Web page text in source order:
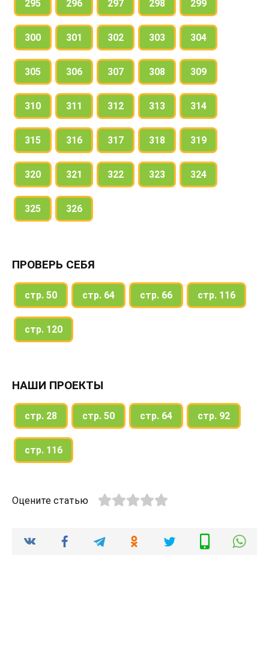
295 296 297 298 299
300 301 302 303 304
305 306 307 308 309
310 311 312 313 314
315 316 317 318 319
320 321 322 323 324
325 326
ПРОВЕРЬ СЕБЯ
стр. 50 стр. 64 стр. 66 стр. 116
стр. 120
НАШИ ПРОЕКТЫ
стр. 28 стр. 50 стр. 64 стр. 92
стр. 116
Оцените статью